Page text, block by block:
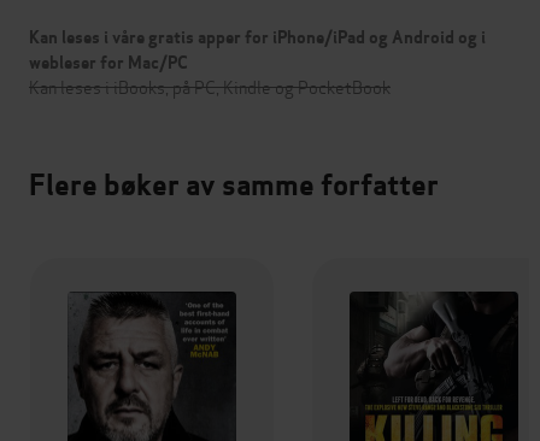
Kan leses i våre gratis apper for iPhone/iPad og Android og i
webleser for Mac/PC
Kan leses i iBooks, på PC, Kindle og PocketBook
Flere bøker av samme forfatter